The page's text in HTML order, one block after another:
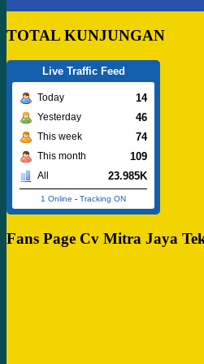
TOTAL KUNJUNGAN
Live Traffic Feed
Today 14
Yesterday 46
This week 74
This month 109
All 23.985K
1 Online - Tracking ON
Fans Page Cv Mitra Jaya